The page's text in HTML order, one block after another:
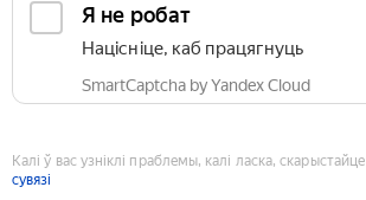
Я не робат
Націсніце, каб працягнуць
SmartCaptcha by Yandex Cloud
Калі ў вас узніклі праблемы, калі ласка, скарыстайце
сувязі